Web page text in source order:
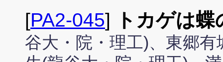
[PA2-045] トカゲは
谷大・院・理工)、東郷